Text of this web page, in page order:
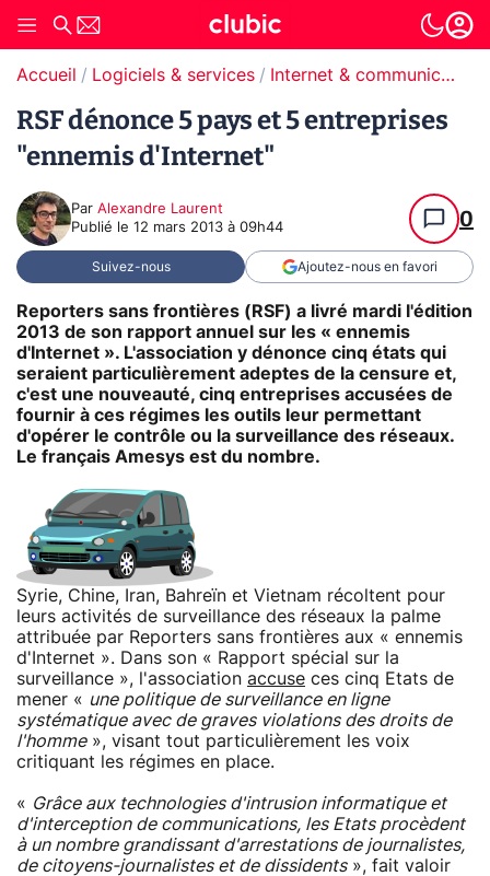
Accueil Logiciels & services Internet & communication
RSF dénonce 5 pays et 5 entreprises
"ennemis d'Internet"
Par Alexandre Laurent
Publié le 12 mars 2013 à 09h44 0
Suivez-nous Ajoutez-nous en favori
Reporters sans frontières (RSF) a livré mardi l'édition
2013 de son rapport annuel sur les « ennemis
d'Internet ». L'association y dénonce cinq états qui
seraient particulièrement adeptes de la censure et,
c'est une nouveauté, cinq entreprises accusées de
fournir à ces régimes les outils leur permettant
d'opérer le contrôle ou la surveillance des réseaux.
Le français Amesys est du nombre.
Syrie, Chine, Iran, Bahreïn et Vietnam récoltent pour
leurs activités de surveillance des réseaux la palme
attribuée par Reporters sans frontières aux « ennemis
d'Internet ». Dans son « Rapport spécial sur la
surveillance », l'association accuse ces cinq Etats de
mener « une politique de surveillance en ligne
systématique avec de graves violations des droits de
l'homme», visant tout particulièrement les voix
critiquant les régimes en place.
« Grâce aux technologies d'intrusion informatique et
d'interception de communications, les Etats procèdent
à un nombre grandissant d'arrestations de journalistes,
de citoyens-journalistes et de dissidents», fait valoir